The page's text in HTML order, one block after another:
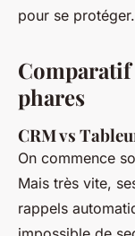
pour se protéger.
phares
CRM vs
On commence
Mais très vite,
rappels